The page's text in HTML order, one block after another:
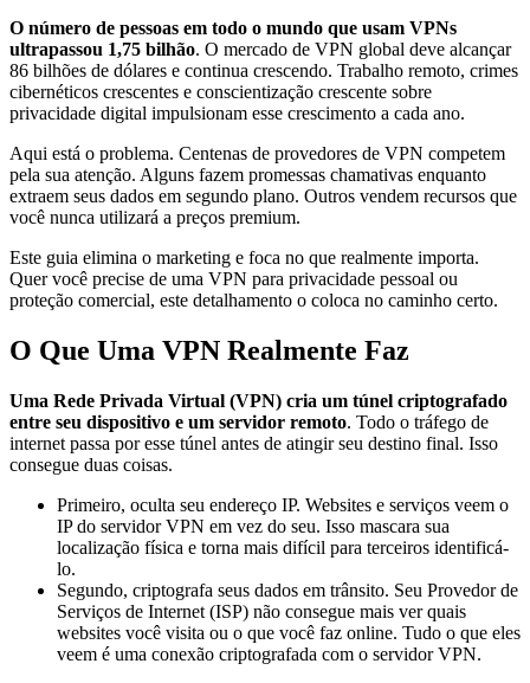
O número de pessoas em todo o mundo que usam VPNs
ultrapassou 1,75 bilhão. O mercado de VPN global deve alcançar
86 bilhões de dólares e continua crescendo. Trabalho remoto, crimes
cibernéticos crescentes e conscientização crescente sobre
privacidade digital impulsionam esse crescimento a cada ano.
Aqui está o problema. Centenas de provedores de VPN competem
pela sua atenção. Alguns fazem promessas chamativas enquanto
extraem seus dados em segundo plano. Outros vendem recursos que
você nunca utilizará a preços premium.
Este guia elimina o marketing e foca no que realmente importa.
Quer você precise de uma VPN para privacidade pessoal ou
proteção comercial, este detalhamento o coloca no caminho certo.
O Que Uma VPN Realmente Faz
Uma Rede Privada Virtual (VPN) cria um túnel criptografado
entre seu dispositivo e um servidor remoto. Todo o tráfego de
internet passa por esse túnel antes de atingir seu destino final. Isso
consegue duas coisas.
Primeiro, oculta seu endereço IP. Websites e serviços veem o
IP do servidor VPN em vez do seu. Isso mascara sua
localização física e torna mais difícil para terceiros identificá-
lo.
Segundo, criptografa seus dados em trânsito. Seu Provedor de
Serviços de Internet (ISP) não consegue mais ver quais
websites você visita ou o que você faz online. Tudo o que eles
veem é uma conexão criptografada com o servidor VPN.